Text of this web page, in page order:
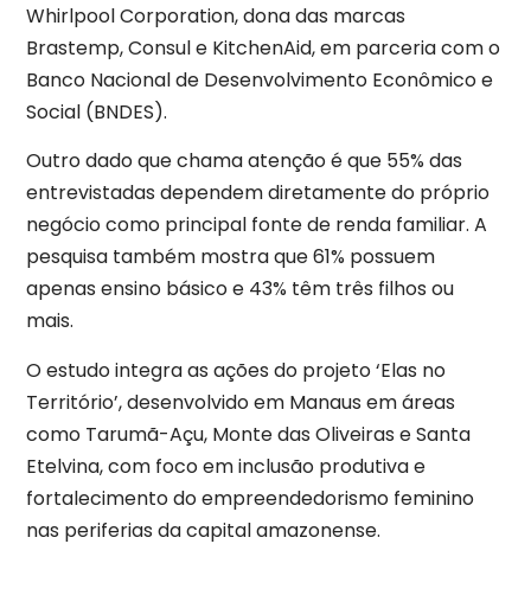
Whirlpool Corporation, dona das marcas
Brastemp, Consul e KitchenAid, em parceria com o
Banco Nacional de Desenvolvimento Econômico e
Social (BNDES).
Outro dado que chama atenção é que 55% das
entrevistadas dependem diretamente do próprio
negócio como principal fonte de renda familiar. A
pesquisa também mostra que 61% possuem
apenas ensino básico e 43% têm três filhos ou
mais.
O estudo integra as ações do projeto ‘Elas no
Território’, desenvolvido em Manaus em áreas
como Tarumã-Açu, Monte das Oliveiras e Santa
Etelvina, com foco em inclusão produtiva e
fortalecimento do empreendedorismo feminino
nas periferias da capital amazonense.